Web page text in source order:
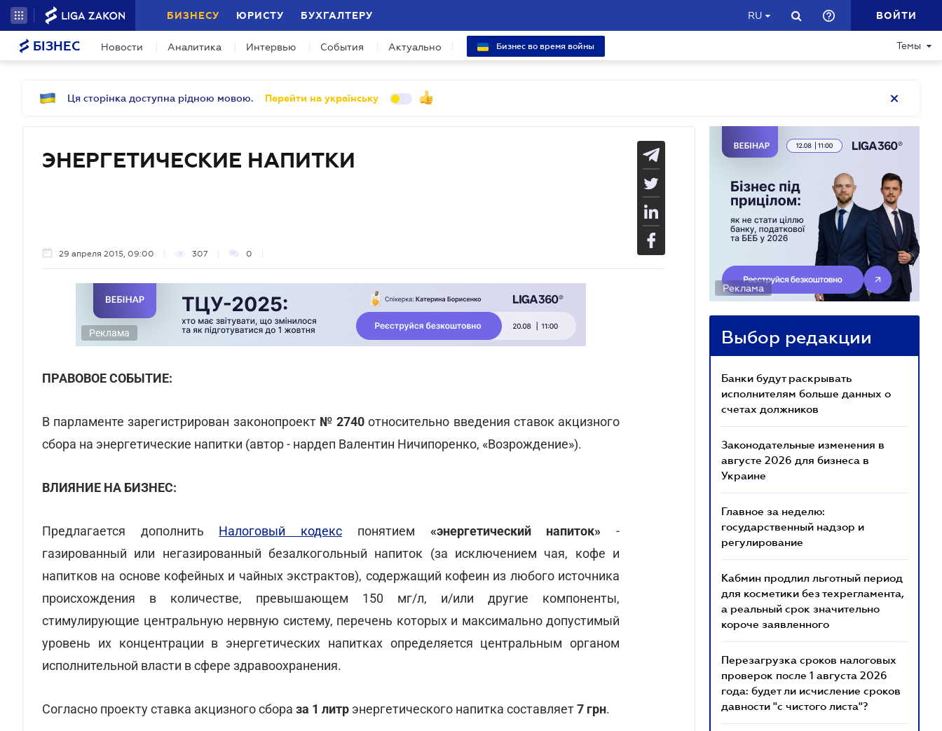
БИЗНЕСУ ЮРИСТУ БУХГАЛТЕРУ RU ВОЙТИ
БІЗНЕС Новости Аналитика Интервью События Актуально Бизнес во время войны Темы
Ця сторінка доступна рідною мовою. Перейти на українську
ЭНЕРГЕТИЧЕСКИЕ НАПИТКИ
29 апреля 2015, 09:00 307 0
Реклама
ПРАВОВОЕ СОБЫТИЕ:
В парламенте зарегистрирован законопроект № 2740 относительно введения ставок акцизного
сбора на энергетические напитки (автор - нардеп Валентин Ничипоренко, «Возрождение»).
ВЛИЯНИЕ НА БИЗНЕС:
Предлагается дополнить Налоговый кодекс понятием «энергетический напиток» -
газированный или негазированный безалкогольный напиток (за исключением чая, кофе и
напитков на основе кофейных и чайных экстрактов), содержащий кофеин из любого источника
происхождения в количестве, превышающем 150 мг/л, и/или другие компоненты,
стимулирующие центральную нервную систему, перечень которых и максимально допустимый
уровень их концентрации в энергетических напитках определяется центральным органом
исполнительной власти в сфере здравоохранения.
Согласно проекту ставка акцизного сбора за 1 литр энергетического напитка составляет7 грн.
Реклама
Выбор редакции
Банки будут раскрывать
исполнителям больше данных о
счетах должников
Законодательные изменения в
августе 2026 для бизнеса в
Украине
Главное за неделю:
государственный надзор и
регулирование
Кабмин продлил льготный период
для косметики без техрегламента,
а реальный срок значительно
короче заявленного
Перезагрузка сроков налоговых
проверок после 1 августа 2026
года: будет ли исчисление сроков
давности "с чистого листа"?